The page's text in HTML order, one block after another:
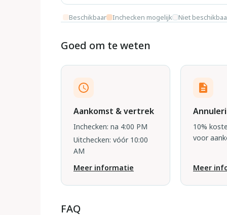
Beschikbaar Inchecken mogelijk Niet
Goed om te weten
Aankomst & vertrek
Inchecken: na 4:00 PM
Uitchecken: vóór 10:00
AM
Meer informatie
10%
voor
Meer
FAQ